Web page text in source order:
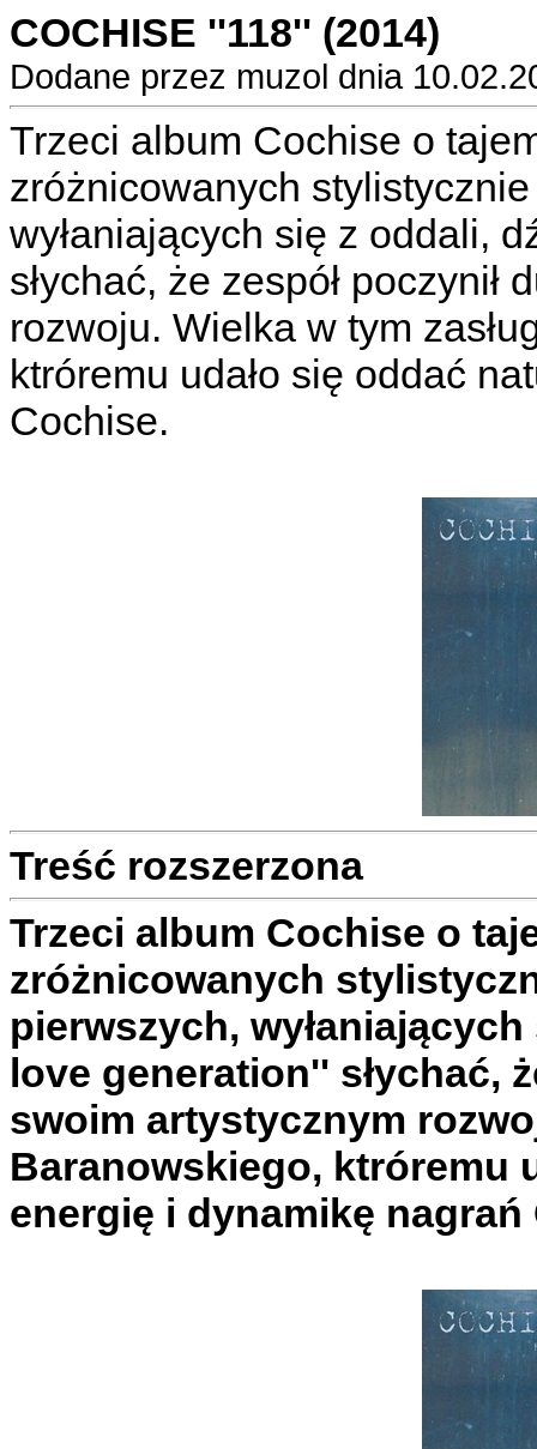
COCHISE ''118'' (2014)
Dodane przez muzol dnia
Trzeci album Cochise o
zróżnicowanych
wyłaniających się z oddali,
słychać, że zespół
rozwoju. Wielka w tym
ktróremu udało się oddać
Cochise.
Treść rozszerzona
Trzeci album Cochise o
zróżnicowanych
pierwszych,
love generation'' słychać,
swoim artystycznym
Baranowskiego, ktróremu
energię i dynamikę nagrań